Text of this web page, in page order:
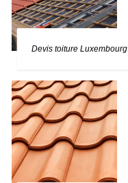
Devis toiture Luxembourg